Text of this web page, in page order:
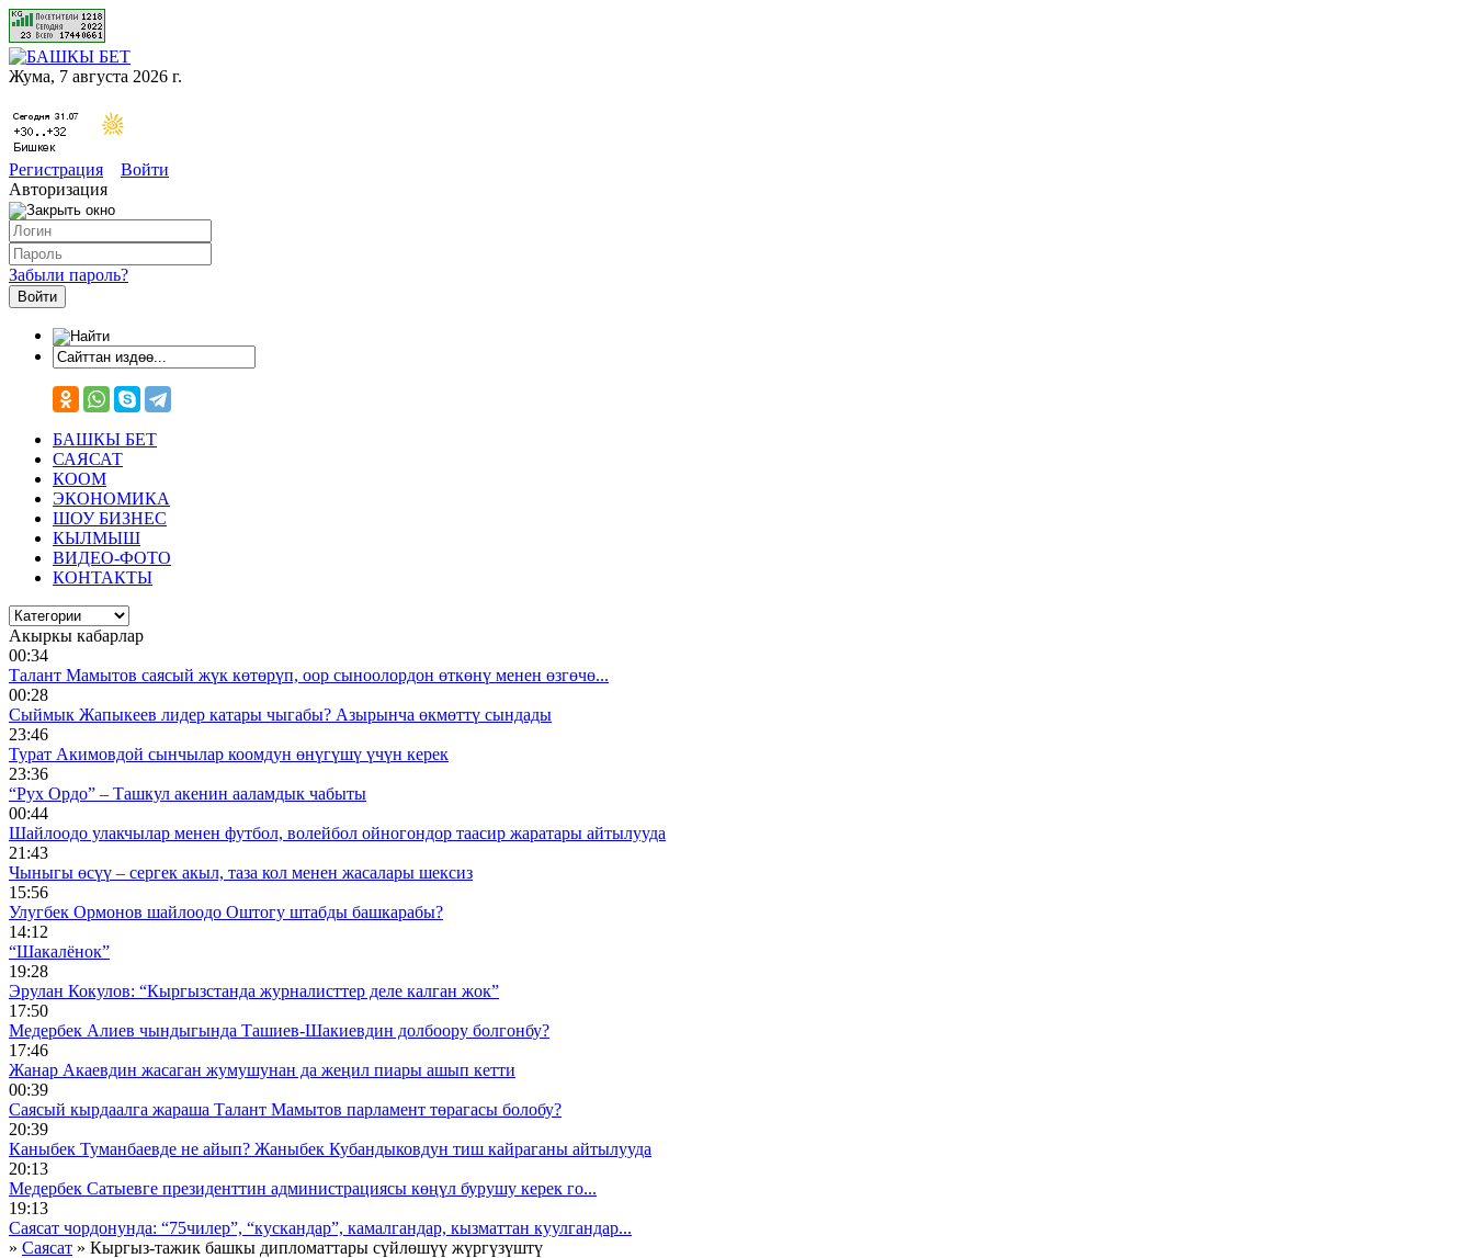
Жума, 7 августа 2026 г.
Регистрация
Войти
Авторизация
Забыли пароль?
БАШКЫ БЕТ
САЯСАТ
КООМ
ЭКОНОМИКА
ШОУ БИЗНЕС
КЫЛМЫШ
ВИДЕО-ФОТО
КОНТАКТЫ
Акыркы кабарлар
00:34
Талант Мамытов саясый жүк көтөрүп, оор сыноолордон өткөнү менен өзгөчө...
00:28
Сыймык Жапыкеев лидер катары чыгабы? Азырынча өкмөттү сындады
23:46
Турат Акимовдой сынчылар коомдун өнүгүшү үчүн керек
23:36
“Рух Ордо” – Ташкул акенин ааламдык чабыты
00:44
Шайлоодо улакчылар менен футбол, волейбол ойногондор таасир жаратары айтылууда
21:43
Чыныгы өсүү – сергек акыл, таза кол менен жасалары шексиз
15:56
Улугбек Ормонов шайлоодо Оштогу штабды башкарабы?
14:12
“Шакалёнок”
19:28
Эрулан Кокулов: “Кыргызстанда журналисттер деле калган жок”
17:50
Медербек Алиев чындыгында Ташиев-Шакиевдин долбоору болгонбу?
17:46
Жанар Акаевдин жасаган жумушунан да жеңил пиары ашып кетти
00:39
Саясый кырдаалга жараша Талант Мамытов парламент төрагасы болобу?
20:39
Каныбек Туманбаевде не айып? Жаныбек Кубандыковдун тиш кайраганы айтылууда
20:13
Медербек Сатыевге президенттин администрациясы көңүл бурушу керек го...
19:13
Саясат чордонунда: “75чилер”, “кускандар”, камалгандар, кызматтан куулгандар...
» Саясат » Кыргыз-тажик башкы дипломаттары сүйлөшүү жүргүзүштү